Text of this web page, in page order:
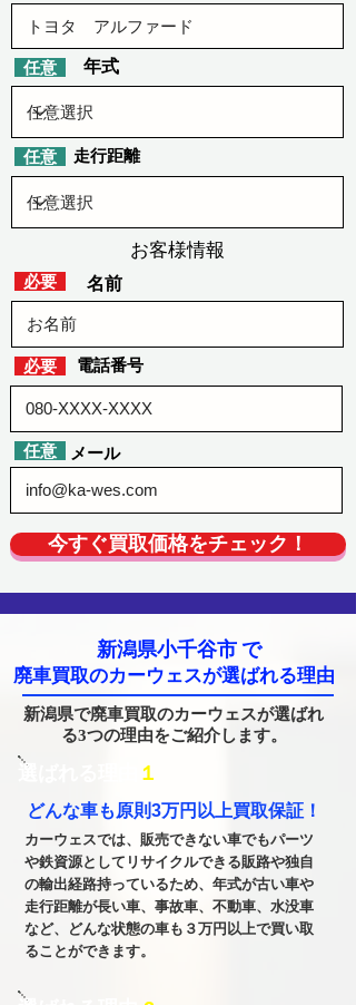
​任意 ​年式
​任意 ​走行距離
お客様情報
​必要 ​名前
​必要 ​電話番号
​任意 ​メール
今すぐ買取価格をチェック！
新潟県小千谷市 で
廃車買取のカーウェスが選ばれる理由
新潟県で廃車買取のカーウェスが選ばれ
る3つの理由をご紹介します。
１
どんな車も原則3万円以上買取保証！
カーウェスでは、販売できない車でもパーツ
や鉄資源としてリサイクルできる販路や独自
の輸出経路持っているため、年式が古い車や
走行距離が長い車、事故車、不動車、水没車
など、どんな状態の車も３万円以上で買い取
ることができます。